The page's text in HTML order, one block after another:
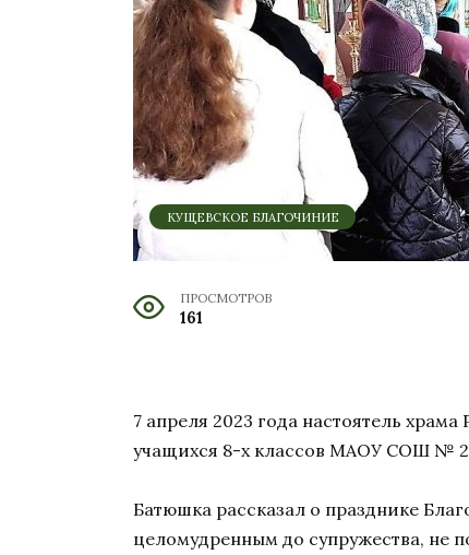
КУЩЕВСКОЕ БЛАГОЧИНИЕ
ПРОСМОТРОВ
161
7 апреля 2023 года настоятель
учащихся 8-х классов МАОУ СОШ №
Батюшка рассказал о празднике
целомудренным до супружества, не